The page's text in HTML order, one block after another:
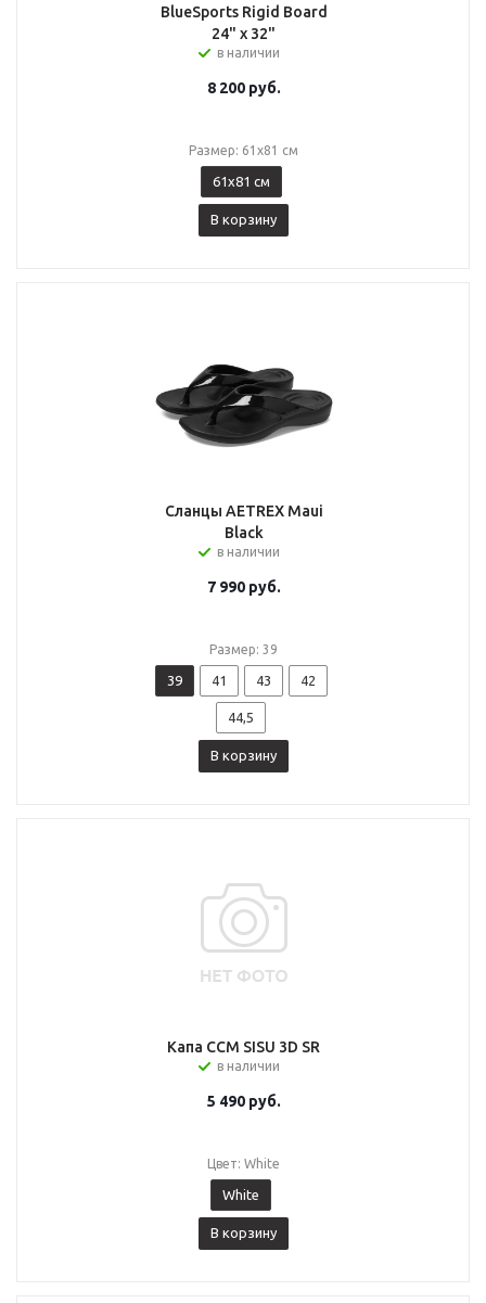
BlueSports Rigid Board
24" x 32"
в наличии
8 200руб.
Размер: 61x81 см
61x81 см
В корзину
Сланцы AETREX Maui
Black
в наличии
7 990руб.
Размер: 39
39 41 43 42
44,5
В корзину
Капа CCM SISU 3D SR
в наличии
5 490руб.
Цвет: White
White
В корзину